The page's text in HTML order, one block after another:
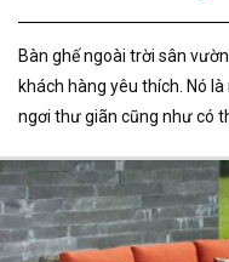
Bàn ghế ngoài trời sân
khách hàng yêu thích. Nó
ngơi thư giãn cũng như có